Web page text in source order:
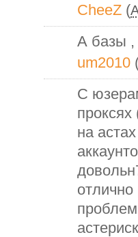
CheeZ (
А базы ,
um2010
С
на
отлично